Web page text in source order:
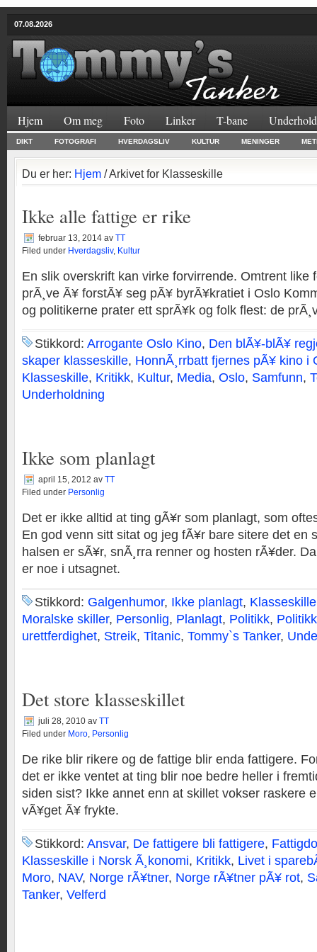
07.08.2026
Hjem Om meg Foto Linker T-bane
DIKT FOTOGRAFI HVERDAGSLIV KULTUR MENINGER
Du er her: Hjem / Arkivet for Klasseskille
Ikke alle fattige er rike
februar 13, 2014 av TT
Filed under Hverdagsliv, Kultur
En slik overskrift kan virke forvirrende. Omtrent like
prÃ¸ve Ã¥ forstÃ¥ seg pÃ¥ byrÃ¥kratiet i Oslo
og politikerne prater ett sprÃ¥k og folk flest: de
Stikkord: Arrogante Oslo Kino, Den blÃ¥-blÃ¥
skaper klasseskille, HonnÃ¸rrbatt fjernes pÃ¥ kino i
Klasseskille, Kritikk, Kultur, Media, Oslo, Samfunn,
Underholdning
Ikke som planlagt
april 15, 2012 av TT
Filed under Personlig
Det er ikke alltid at ting gÃ¥r som planlagt, som
En god venn sitt sitat og jeg fÃ¥r bare sitere det en
halsen er sÃ¥r, snÃ¸rra renner og hosten rÃ¥der.
er noe i utsagnet.
Stikkord: Galgenhumor, Ikke planlagt, Klasseskille
Moralske skiller, Personlig, Planlagt, Politikk,
urettferdighet, Streik, Titanic, Tommy`s Tanker,
Det store klasseskillet
juli 28, 2010 av TT
Filed under Moro, Personlig
De rike blir rikere og de fattige blir enda fattigere.
det er ikke ventet at ting blir noe bedre heller i
siden sist? Ikke annet enn at skillet vokser raskere
vÃ¥get Ã¥ frykte.
Stikkord: Ansvar, De fattigere bli fattigere,
Klasseskille i Norsk Ã¸konomi, Kritikk, Livet i
Moro, NAV, Norge rÃ¥tner, Norge rÃ¥tner pÃ¥ rot,
Tanker, Velferd